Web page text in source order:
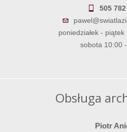
505
poniedziałek -
sobota 10:00
Obsługa
Piotr